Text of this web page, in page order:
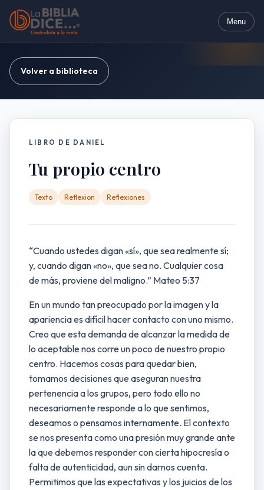
Menu
Volver a biblioteca
LIBRO DE DANIEL
Tu propio centro
Texto Reflexion Reflexiones
“Cuando ustedes digan «sí», que sea realmente sí;
y, cuando digan «no», que sea no. Cualquier cosa
de más, proviene del maligno.” Mateo 5:37
En un mundo tan preocupado por la imagen y la
apariencia es difícil hacer contacto con uno mismo.
Creo que esta demanda de alcanzar la medida de
lo aceptable nos corre un poco de nuestro propio
centro. Hacemos cosas para quedar bien,
tomamos decisiones que aseguran nuestra
pertenencia a los grupos, pero todo ello no
necesariamente responde a lo que sentimos,
deseamos o pensamos internamente. El contexto
se nos presenta como una presión muy grande ante
la que debemos responder con cierta hipocresía o
falta de autenticidad, aun sin darnos cuenta.
Permitimos que las expectativas y los juicios de los